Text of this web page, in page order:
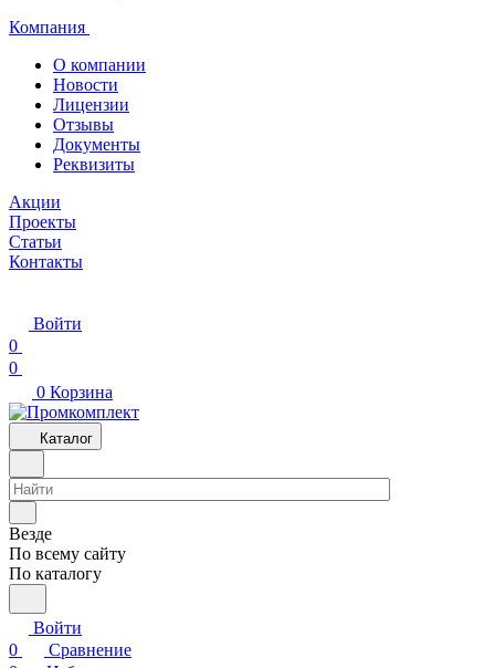
Компания
О компании
Новости
Лицензии
Отзывы
Документы
Реквизиты
Акции
Проекты
Статьи
Контакты
Войти
0
0
0 Корзина
Каталог
Везде
По всему сайту
По каталогу
Войти
0
Сравнение